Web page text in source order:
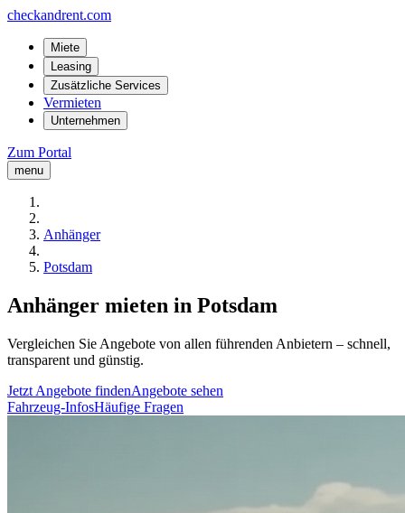
checkandrent.com
Miete
Leasing
Zusätzliche Services
Vermieten
Unternehmen
Zum Portal
menu
Anhänger
Potsdam
Anhänger mieten in Potsdam
Vergleichen Sie Angebote von allen führenden Anbietern – schnell,
transparent und günstig.
Jetzt Angebote findenAngebote sehen
Fahrzeug-InfosHäufige Fragen